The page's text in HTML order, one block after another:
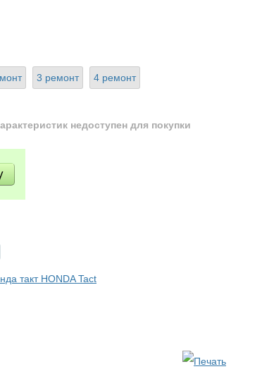
3 ремонт 4 ремонт
недоступен для покупки
такт HONDA Tact